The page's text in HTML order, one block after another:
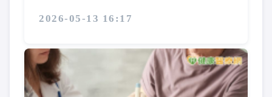
2026-05-13 16:17